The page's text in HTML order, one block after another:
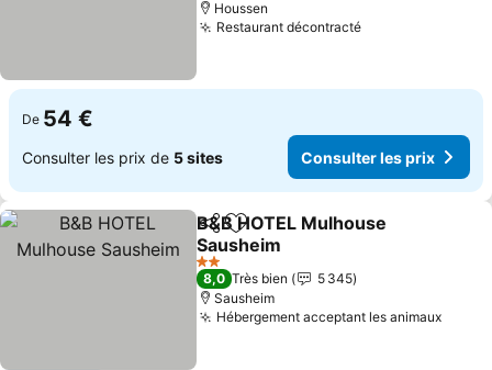
Houssen
Restaurant décontractéConsulter les
De 54 €
Consulter les prix de 5 sites Consulter les prix
PartagerAjouter à mes favoris
B&B HOTEL Mulhouse
Sausheim
Consulter les prix
2 Étoiles
8,0 Très bien
5 345
Sausheim
Hébergement acceptant les animaux